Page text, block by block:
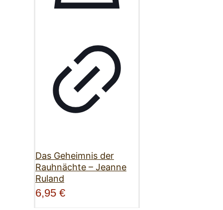
Das Geheimnis der
Rauhnächte – Jeanne
Ruland
6,95 €